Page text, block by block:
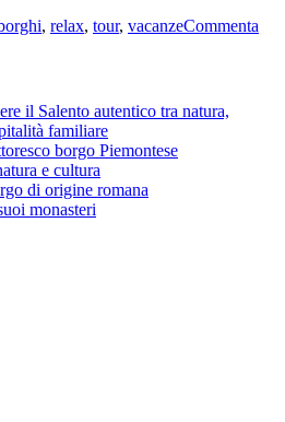
, relax, tour, vacanzeCommenta
il Salento autentico tra natura,
familiare
borgo Piemontese
e cultura
di origine romana
monasteri